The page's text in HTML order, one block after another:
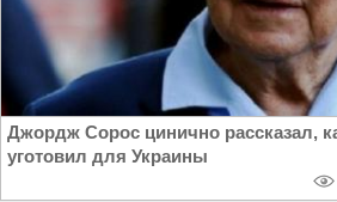
Джордж Сорос цинично рассказал,
уготовил для Украины